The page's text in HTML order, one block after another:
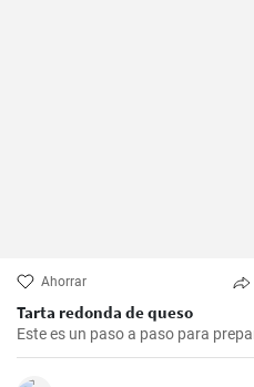
Ahorrar
Tarta redonda de queso
Este es un paso a paso para